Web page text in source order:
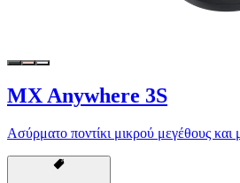
MX Anywhere 3S
Ασύρματο ποντίκι μικρού μεγέθους